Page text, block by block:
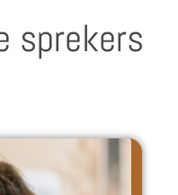
sprekers